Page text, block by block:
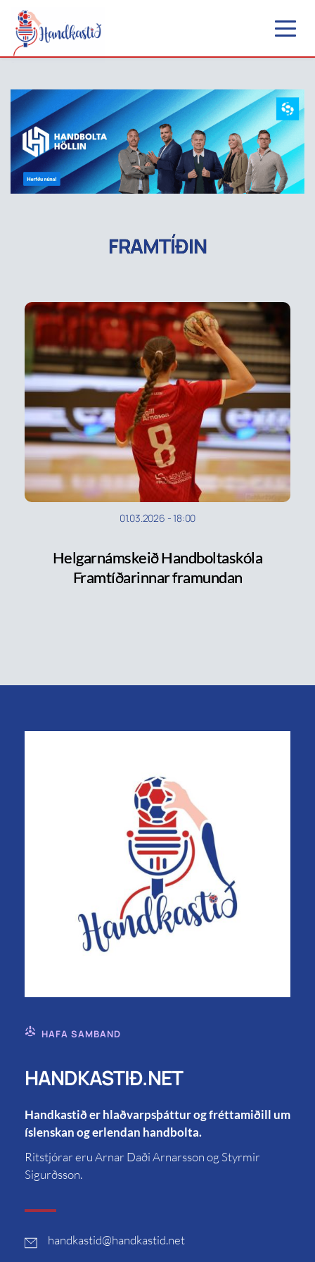
FRAMTÍÐIN
01.03.2026 -18:00
Helgarnámskeið Handboltaskóla
Framtíðarinnar framundan
HAFA SAMBAND
HANDKASTIÐ.NET
Handkastið er hlaðvarpsþáttur og fréttamiðill um
íslenskan og erlendan handbolta.
Ritstjórar eru Arnar Daði Arnarsson og Styrmir
Sigurðsson.
handkastid@handkastid.net